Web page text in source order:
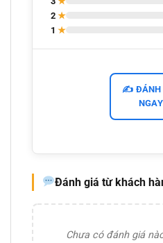
2 ★
1 ★
✍️ ĐÁNH
NGAY
Đánh giá từ khách
Chưa có đánh giá